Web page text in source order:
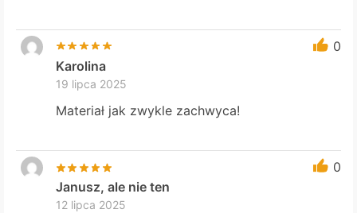
0
Karolina
19 lipca 2025
Materiał jak zwykle zachwyca!
0
Janusz, ale nie ten
12 lipca 2025